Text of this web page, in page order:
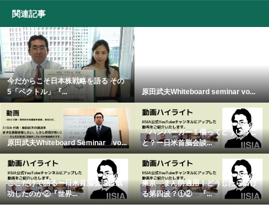
関連記事
今だからこそ日本株戦略を語る その
5「ベクトル」『...
原田武夫Whiteboard seminar vo...
原田武夫Whiteboard Seminar vo...
「ハンバーガー１個ってどういうこ
と？ー日米首脳会談...
ここだけで語るー日米首脳会談は成
功したのか②『世界...
東京 まん防適用！どうしたら防げ
る第四波？①② 『...